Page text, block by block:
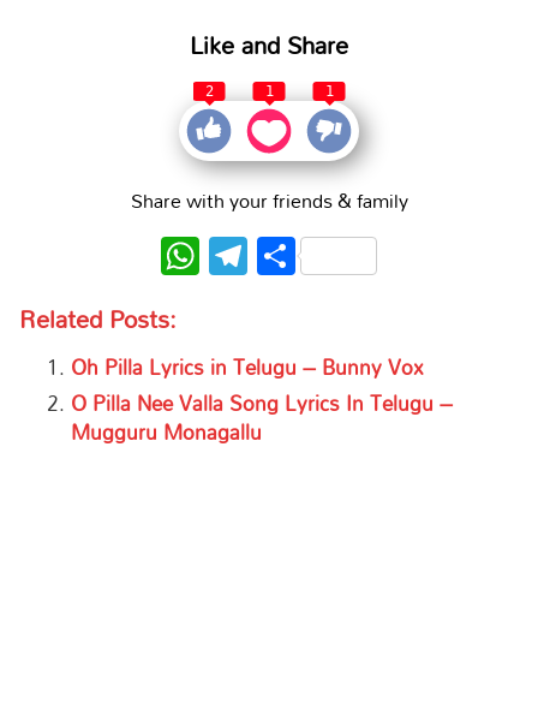
Like and Share
2 1 1
Share with your friends & family
WhatsApp
Telegram
Share
Related Posts:
Oh Pilla Lyrics in Telugu – Bunny Vox
O Pilla Nee Valla Song Lyrics In Telugu –
Mugguru Monagallu